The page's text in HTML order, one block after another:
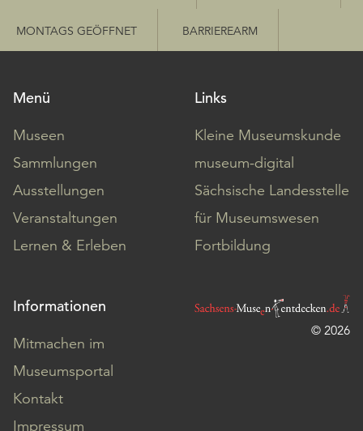
MONTAGS GEÖFFNET BARRIEREARM
Menü
Museen
Sammlungen
Ausstellungen
Veranstaltungen
Lernen & Erleben
Links
Kleine Museumskunde
museum-digital
Sächsische Landesstelle
für Museumswesen
Fortbildung
Informationen
Mitmachen im
Museumsportal
Kontakt
Impressum
© 2026